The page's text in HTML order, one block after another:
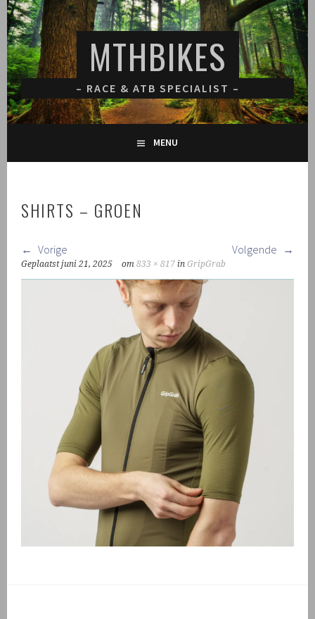
Spring
naar
inhoud
MTHBIKES
– RACE & ATB SPECIALIST –
MENU
SHIRTS – GROEN
Vorige Volgende
Geplaatstjuni 21, 2025 om833 × 817 inGripGrab